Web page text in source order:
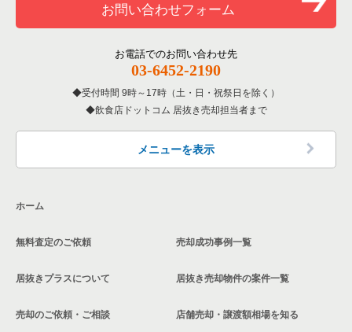
洋食の居抜き売却物件の案件一覧
その他の居抜き売却物件の案件一覧
北区の飲食店の居抜き売却物件の案件一覧
江戸川区の飲食店の居抜き売却物件の案件一覧
墨田区の飲食店の居抜き売却物件の案件一覧
品川区の飲食店の居抜き売却物件の案件一覧
中野区の飲食店の居抜き売却物件の案件一覧
東京23区の居酒屋・ダイニングバーの居抜き売却物件の案件一
東京23区の専門料理の居抜き売却物件の案件一覧
東京23区の和食の居抜き売却物件の案件一覧
東京23区の洋食の居抜き売却物件の案件一覧
台東区のバーの居抜き売却物件の案件一覧
台東区の居酒屋・ダイニングバーの居抜き売却物件の案件一覧
台東区の専門料理の居抜き売却物件の案件一覧
台東区の和食の居抜き売却物件の案件一覧
お問い合わせフォーム
お電話でのお問い合わせ先
03-6452-2190
受付時間 9時～17時（土・日・祝祭日を除く）
飲食店ドットコム 居抜き売却担当者まで
メニューを表示
ホーム
無料査定のご依頼
居抜きプラスについて
売却のご依頼・ご相談
売却成功事例一覧
居抜き売却物件の案件一覧
店舗売却・譲渡額相場を知る